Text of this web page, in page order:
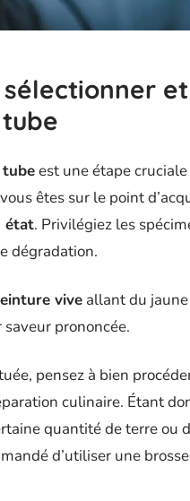
est une étape
êtes sur le point
état. Privilégiez les
dégradation.
vive allant du
prononcée.
pensez à bien
culinaire. Étant
quantité de terre ou
d’utiliser une